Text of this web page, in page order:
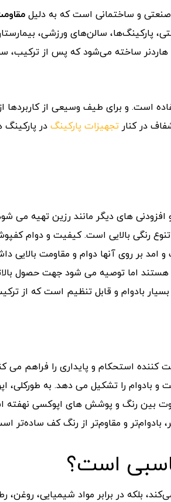
صنعتی و ساختمانی است که به دلیل
پارکینگ‌ها، سالن‌های ورزشی،
ساخته می‌شود که پس از ترکیب،
است. و برای طیف وسیعی از کاربردها
در کنار تجهیزات پارکینگدر پارکینگ
های دیگر مانند رزین تهیه می
رنگی بالایی است. کیفیت و دوام کفپوش
امد بر روی آنها دوام و مقاومت بالایی
بادوام و قابل تنظیم است که از
استحکام و پایداری را فراهم می
را تشکیل می دهد. به طورکلی،
بین رنگ و پوشش های اپوکسی نهفته
و مقاوم‌تر از رنگ کف ساده‌تر
است؟
بلکه در برابر مواد شیمیایی، روغن،